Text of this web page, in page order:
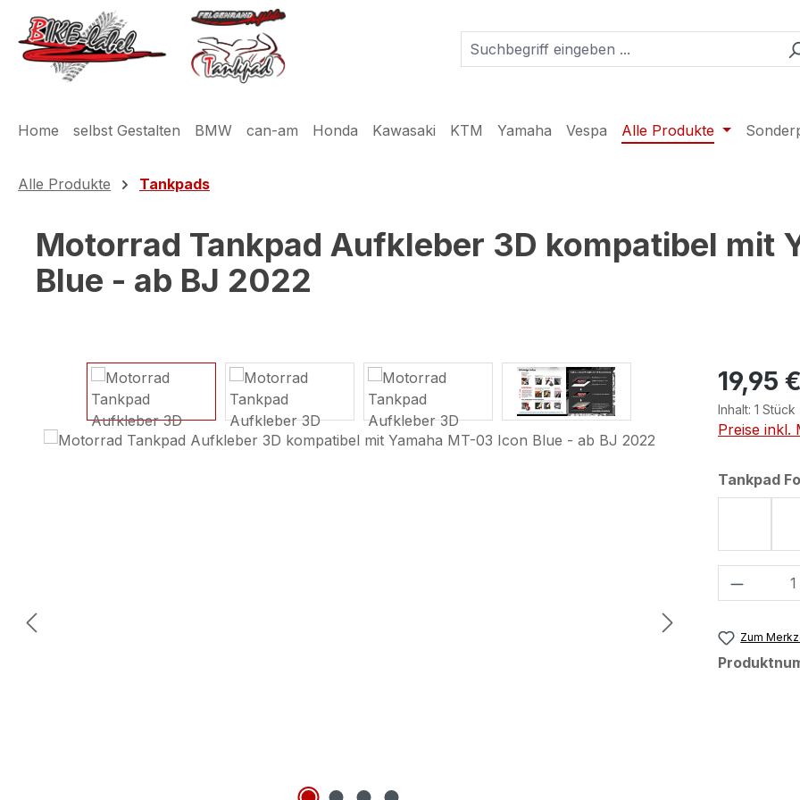
Hauptinhalt springen
Zur Suche springen
Zur Hauptnavigation springen
Home selbst Gestalten BMW can-am Honda Kawasaki KTM Yamaha Vespa Alle Produkte
Alle Produkte Tankpads
Motorrad Tankpad Aufkleber 3D kompatibel mit
Blue - ab BJ 2022
Bildergalerie überspringen 19,95 €
Inhalt: 1 Stück
Preise inkl.
Tankpad
Zum